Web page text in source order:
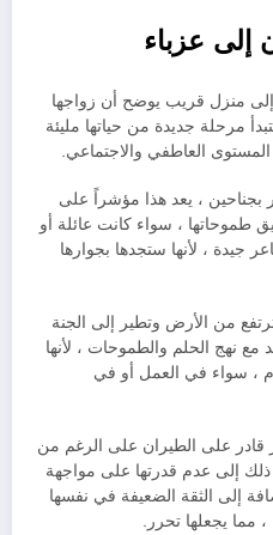
إلى عزباء
منزل قريب يوضح أن زواجها
مرحلة جديدة من حياتها مليئة
المستوى العاطفي والاجتماعي.
بجناحين ، يعد هذا مؤشراً على
طموحاتها ، سواء كانت عائلة أو
، لأنها ستجدها بجوارها
ترتفع من الأرض وتطير إلى الجنة
نهج الحلم والطموحات ، لأنها
، سواء في العمل أو في
قادر على الطيران على الرغم من
ذلك إلى عدم قدرتها على مواجهة
إلى الثقة الضعيفة في نفسها
مما يجعلها تحرر.